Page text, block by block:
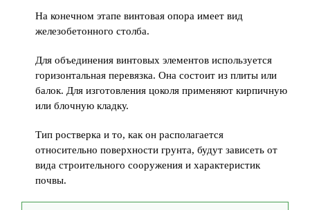
На конечном этапе винтовая опора имеет вид
железобетонного столба.
Для объединения винтовых элементов используется
горизонтальная перевязка. Она состоит из плиты или
балок. Для изготовления цоколя применяют кирпичную
или блочную кладку.
Тип ростверка и то, как он располагается
относительно поверхности грунта, будут зависеть от
вида строительного сооружения и характеристик
почвы.